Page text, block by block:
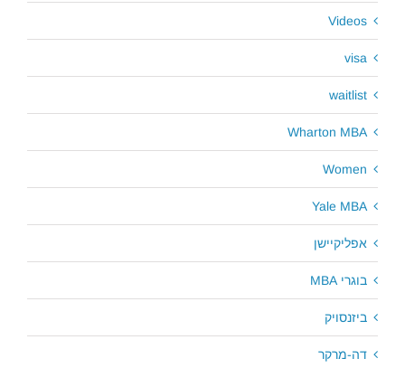
Videos
visa
waitlist
Wharton MBA
Women
Yale MBA
אפליקיישן
בוגרי MBA
ביזנסויק
דה-מרקר